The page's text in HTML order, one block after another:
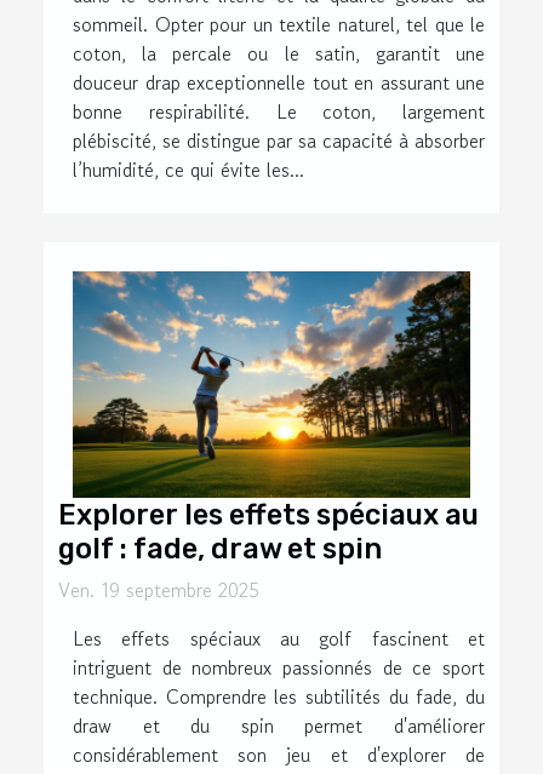
sommeil. Opter pour un textile naturel, tel que le
coton, la percale ou le satin, garantit une
douceur drap exceptionnelle tout en assurant une
bonne respirabilité. Le coton, largement
plébiscité, se distingue par sa capacité à absorber
l’humidité, ce qui évite les...
Explorer les effets spéciaux au
golf : fade, draw et spin
Ven. 19 septembre 2025
Les effets spéciaux au golf fascinent et
intriguent de nombreux passionnés de ce sport
technique. Comprendre les subtilités du fade, du
draw et du spin permet d'améliorer
considérablement son jeu et d'explorer de